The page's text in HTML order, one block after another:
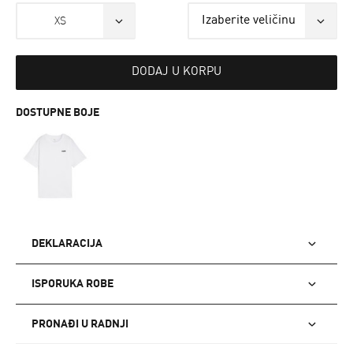
XS
DODAJ U KORPU
DOSTUPNE BOJE
DEKLARACIJA
ISPORUKA ROBE
PRONAĐI U RADNJI